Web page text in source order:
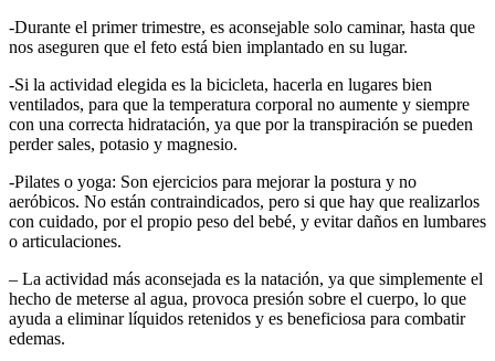
-Durante el primer trimestre, es aconsejable solo caminar, hasta que
nos aseguren que el feto está bien implantado en su lugar.
-Si la actividad elegida es la bicicleta, hacerla en lugares bien
ventilados, para que la temperatura corporal no aumente y siempre
con una correcta hidratación, ya que por la transpiración se pueden
perder sales, potasio y magnesio.
-Pilates o yoga: Son ejercicios para mejorar la postura y no
aeróbicos. No están contraindicados, pero si que hay que realizarlos
con cuidado, por el propio peso del bebé, y evitar daños en lumbares
o articulaciones.
– La actividad más aconsejada es la natación, ya que simplemente el
hecho de meterse al agua, provoca presión sobre el cuerpo, lo que
ayuda a eliminar líquidos retenidos y es beneficiosa para combatir
edemas.